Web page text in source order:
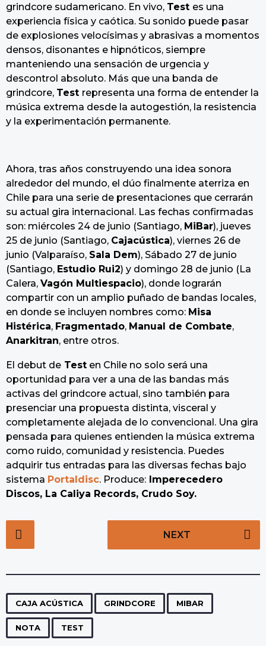
grindcore sudamericano. En vivo, Test es una
experiencia física y caótica. Su sonido puede pasar
de explosiones velocísimas y abrasivas a momentos
densos, disonantes e hipnóticos, siempre
manteniendo una sensación de urgencia y
descontrol absoluto. Más que una banda de
grindcore, Test representa una forma de entender la
música extrema desde la autogestión, la resistencia
y la experimentación permanente.
Ahora, tras años construyendo una idea sonora
alrededor del mundo, el dúo finalmente aterriza en
Chile para una serie de presentaciones que cerrarán
su actual gira internacional. Las fechas confirmadas
son: miércoles 24 de junio (Santiago, MiBar), jueves
25 de junio (Santiago, Cajacústica), viernes 26 de
junio (Valparaíso, Sala Dem), Sábado 27 de junio
(Santiago, Estudio Rui2) y domingo 28 de junio (La
Calera, Vagón Multiespacio), donde lograrán
compartir con un amplio puñado de bandas locales,
en donde se incluyen nombres como: Misa
Histérica, Fragmentado, Manual de Combate,
Anarkitran, entre otros.
El debut de Test en Chile no solo será una
oportunidad para ver a una de las bandas más
activas del grindcore actual, sino también para
presenciar una propuesta distinta, visceral y
completamente alejada de lo convencional. Una gira
pensada para quienes entienden la música extrema
como ruido, comunidad y resistencia. Puedes
adquirir tus entradas para las diversas fechas bajo
sistema Portaldisc. Produce: Imperecedero
Discos, La Caliya Records, Crudo Soy.
o
t
P
g
i
NEXT
CAJA ACÚSTICA GRINDCORE MIBAR
NOTA TEST